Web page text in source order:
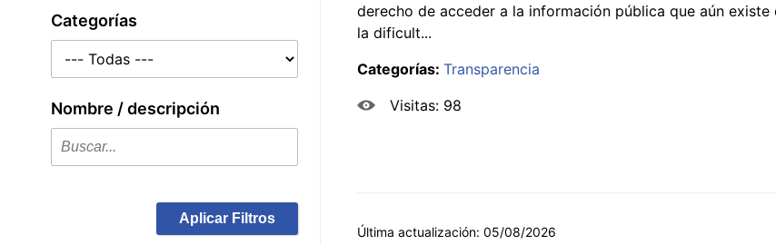
Categorías
Nombre / descripción
Aplicar Filtros
derecho de acceder a la información pública que aún existe
la dificult...
Categorías: Transparencia
Visitas: 98
Última actualización: 05/08/2026